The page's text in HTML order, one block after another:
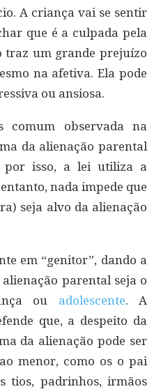
A criança vai se sentir
que é a culpada pela
traz um grande prejuízo
na afetiva. Ela pode
ou ansiosa.
comum observada na
da alienação parental
por isso, a lei utiliza a
nada impede que
seja alvo da alienação
em “genitor”, dando a
parental seja o
ou adolescente. A
que, a despeito da
da alienação pode ser
menor, como os o pai
tios, padrinhos, irmãos